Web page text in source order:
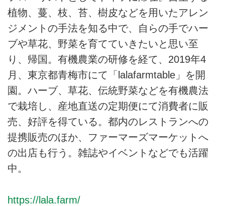
植物、蔓、枝、苔、樹⽪などを⽤いたアレン
ジメントの⼿法を知る中で、⾃らの⼿でハー
ブや草花、野菜を育てていきたいと思い⾄
り、帰国。有機農業の研修を経て、2019年4
⽉、東京都⻘梅市にて「lalafarmtable」を開
園。ハーブ、草花、伝統野菜などを有機農法
で栽培し、産地直送の定期便にて消費者に販
売、好評を得ている。都内のレストランへの
提携販売のほか、ファーマーズマーケットへ
の出店も⾏う。雑誌やイベントなどでも活躍
中。
https://lala.farm/